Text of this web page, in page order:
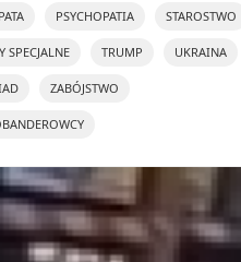
PSYCHOPATIA STAROSTWO
SPECJALNE TRUMP UKRAINA
ZABÓJSTWO